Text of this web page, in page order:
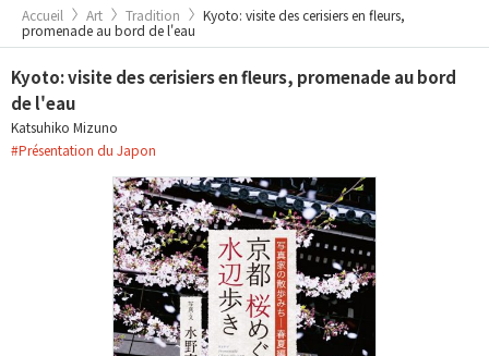
Accueil Art Tradition
Kyoto: visite des cerisiers en fleurs,
promenade au bord de l'eau
Kyoto: visite des cerisiers en fleurs, promenade au bord
de l'eau
Katsuhiko Mizuno
#Présentation du Japon